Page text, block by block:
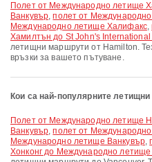
полет от Международно летище Хамилтън до Международно летище
Ванкувър,полет от
Международно летище Халифакс,
Хамилтън до St John's International
летищни маршрути от Hamilton.
връзки за вашето пътуване.
Кои са най-популярните
полет от Международно летище Нарита до Международно летище
Ванкувър,полет от
Международно летище Ванкувър,
Хонконг до Международно летище